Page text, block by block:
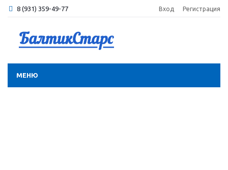
8 (931) 359-49-77 Вход Регистрация
МЕНЮ